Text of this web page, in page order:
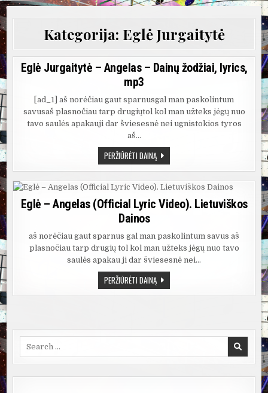
Kategorija: Eglė Jurgaitytė
Eglė Jurgaitytė – Angelas – Dainų žodžiai, lyrics,
mp3
[ad_1] aš norėčiau gaut sparnusgal man paskolintum
savusaš plasnočiau tarp drugiųtol kol man užteks jėgų nuo
tavo saulės apakauji dar šviesesnė nei ugnistokios tyros
aš…
PERŽIŪRĖTI DAINĄEGLĖ
JURGAITYTĖ
–
ANGELAS
–
ŽODŽIAI,
LYRICS,
Eglė – Angelas (Official Lyric Video). Lietuviškos
Dainos
aš norėčiau gaut sparnus gal man paskolintum savus aš
plasnočiau tarp drugių tol kol man užteks jėgų nuo tavo
saulės apakau ji dar šviesesnė nei…
PERŽIŪRĖTI DAINĄEGLĖ
–
ANGELAS
DAINOS